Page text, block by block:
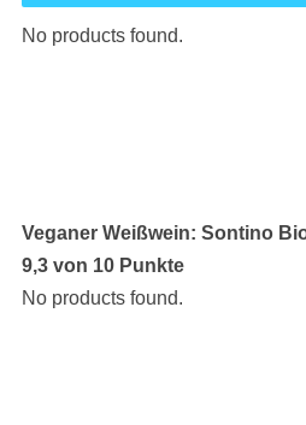
No products found.
Veganer Weißwein: Sontino
9,3 von 10 Punkte
No products found.